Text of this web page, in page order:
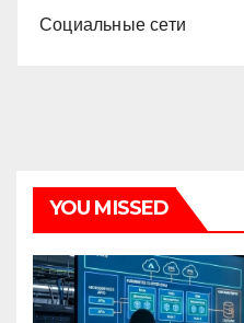
Социальные сети
YOU MISSED